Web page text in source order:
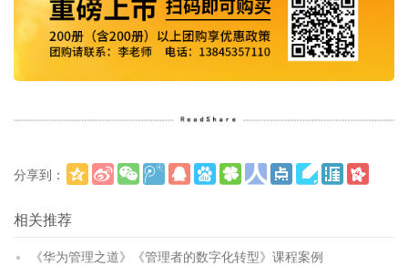
分享到：
相关推荐
《华为管理之道》《管理者的数字化转型》课程案例